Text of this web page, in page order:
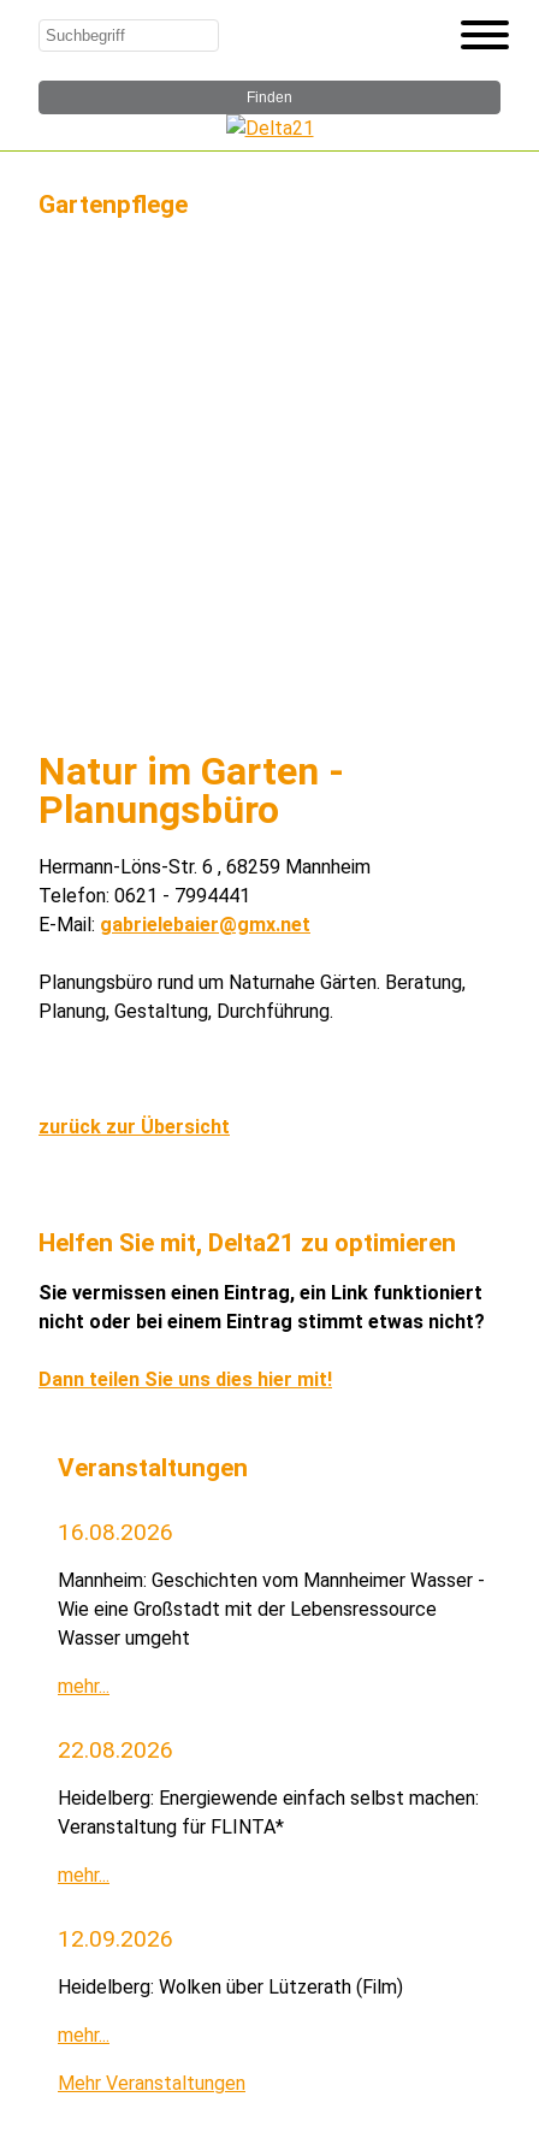
Gartenpflege
Natur im Garten -
Planungsbüro
Hermann-Löns-Str. 6 , 68259 Mannheim
Telefon: 0621 - 7994441
E-Mail: gabrielebaier@gmx.net
Planungsbüro rund um Naturnahe Gärten. Beratung,
Planung, Gestaltung, Durchführung.
zurück zur Übersicht
Helfen Sie mit, Delta21 zu optimieren
Sie vermissen einen Eintrag, ein Link funktioniert
nicht oder bei einem Eintrag stimmt etwas nicht?
Dann teilen Sie uns dies hier mit!
Veranstaltungen
16.08.2026
Mannheim: Geschichten vom Mannheimer Wasser -
Wie eine Großstadt mit der Lebensressource
Wasser umgeht
mehr...
22.08.2026
Heidelberg: Energiewende einfach selbst machen:
Veranstaltung für FLINTA*
mehr...
12.09.2026
Heidelberg: Wolken über Lützerath (Film)
mehr...
Mehr Veranstaltungen